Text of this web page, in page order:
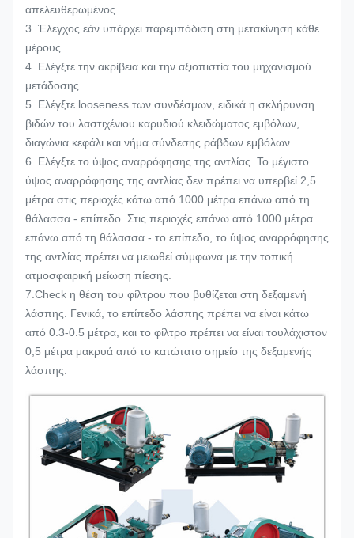
απελευθερωμένος.
3. Έλεγχος εάν υπάρχει παρεμπόδιση στη μετακίνηση κάθε
μέρους.
4. Ελέγξτε την ακρίβεια και την αξιοπιστία του μηχανισμού
μετάδοσης.
5. Ελέγξτε looseness των συνδέσμων, ειδικά η σκλήρυνση
βιδών του λαστιχένιου καρυδιού κλειδώματος εμβόλων,
διαγώνια κεφάλι και νήμα σύνδεσης ράβδων εμβόλων.
6. Ελέγξτε το ύψος αναρρόφησης της αντλίας. Το μέγιστο
ύψος αναρρόφησης της αντλίας δεν πρέπει να υπερβεί 2,5
μέτρα στις περιοχές κάτω από 1000 μέτρα επάνω από τη
θάλασσα - επίπεδο. Στις περιοχές επάνω από 1000 μέτρα
επάνω από τη θάλασσα - το επίπεδο, το ύψος αναρρόφησης
της αντλίας πρέπει να μειωθεί σύμφωνα με την τοπική
ατμοσφαιρική μείωση πίεσης.
7.Check η θέση του φίλτρου που βυθίζεται στη δεξαμενή
λάσπης. Γενικά, το επίπεδο λάσπης πρέπει να είναι κάτω
από 0.3-0.5 μέτρα, και το φίλτρο πρέπει να είναι τουλάχιστον
0,5 μέτρα μακρυά από το κατώτατο σημείο της δεξαμενής
λάσπης.